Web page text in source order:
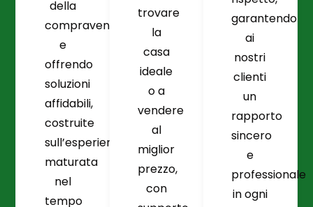
della
compravendita
e
offrendo
soluzioni
affidabili,
costruite
sull’esperienza
maturata
nel
tempo
trovare
la
casa
ideale
o a
vendere
al
miglior
prezzo,
con
garantendo
ai
nostri
clienti
un
rapporto
sincero
e
professionale
in ogni